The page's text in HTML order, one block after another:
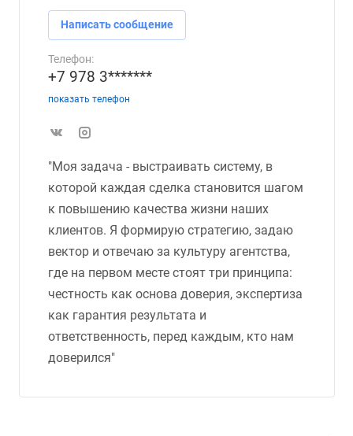
Написать сообщение
Телефон:
+7 978 3*******
показать телефон
"Моя задача - выстраивать систему, в
которой каждая сделка становится шагом
к повышению качества жизни наших
клиентов. Я формирую стратегию, задаю
вектор и отвечаю за культуру агентства,
где на первом месте стоят три принципа:
честность как основа доверия, экспертиза
как гарантия результата и
ответственность, перед каждым, кто нам
доверился"